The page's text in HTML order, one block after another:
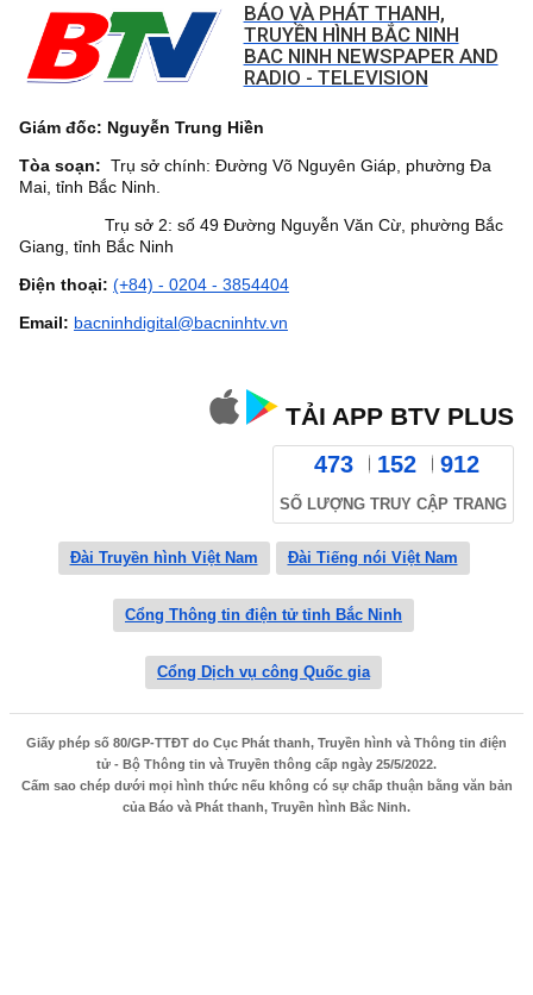
BÁO VÀ PHÁT THANH,
TRUYỀN HÌNH BẮC NINH
BAC NINH NEWSPAPER AND
RADIO - TELEVISION
Giám đốc: Nguyễn Trung Hiền
Tòa soạn: Trụ sở chính: Đường Võ Nguyên Giáp, phường Đa
Mai, tỉnh Bắc Ninh.
Trụ sở 2: số 49 Đường Nguyễn Văn Cừ, phường Bắc
Giang, tỉnh Bắc Ninh
Điện thoại: (+84) - 0204 - 3854404
Email: bacninhdigital@bacninhtv.vn
TẢI APP BTV PLUS
473 152 912
SỐ LƯỢNG TRUY CẬP TRANG
Đài Truyền hình Việt Nam Đài Tiếng nói Việt Nam
Cổng Thông tin điện tử tỉnh Bắc Ninh
Cổng Dịch vụ công Quốc gia
Giấy phép số 80/GP-TTĐT do Cục Phát thanh, Truyền hình và Thông tin điện
tử - Bộ Thông tin và Truyền thông cấp ngày 25/5/2022.
Cấm sao chép dưới mọi hình thức nếu không có sự chấp thuận bằng văn bản
của Báo và Phát thanh, Truyền hình Bắc Ninh.